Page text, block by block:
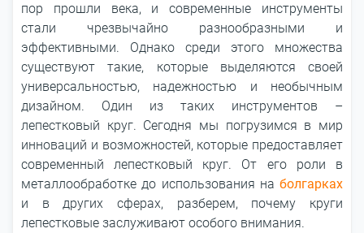
пор прошли века, и современные инструменты
стали чрезвычайно разнообразными и
эффективными. Однако среди этого множества
существуют такие, которые выделяются своей
универсальностью, надежностью и необычным
дизайном. Один из таких инструментов –
лепестковый круг. Сегодня мы погрузимся в мир
инноваций и возможностей, которые предоставляет
современный лепестковый круг. От его роли в
металлообработке до использования на болгарках
и в других сферах, разберем, почему круги
лепестковые заслуживают особого внимания.